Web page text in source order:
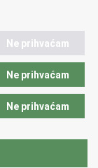
Hrvatsku
Ne prihvaćam
Ne prihvaćam
Ne prihvaćam